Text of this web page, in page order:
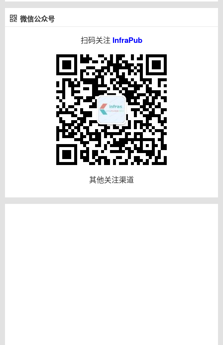
微信公众号
扫码关注 InfraPub
其他关注渠道